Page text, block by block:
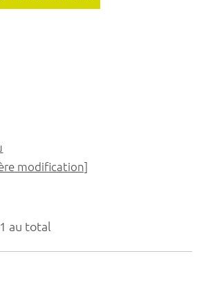
au total
modification]